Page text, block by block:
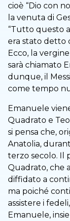
cioè “Dio con
la venuta di
“Tutto questo
era stato detto
Ecco, la
sarà chiamato
dunque, il
come tempo
Emanuele
Quadrato e
si pensa che,
Anatolia,
terzo secolo. Il
Quadrato, che
diffidato a
ma poiché
assistere i
Emanuele,